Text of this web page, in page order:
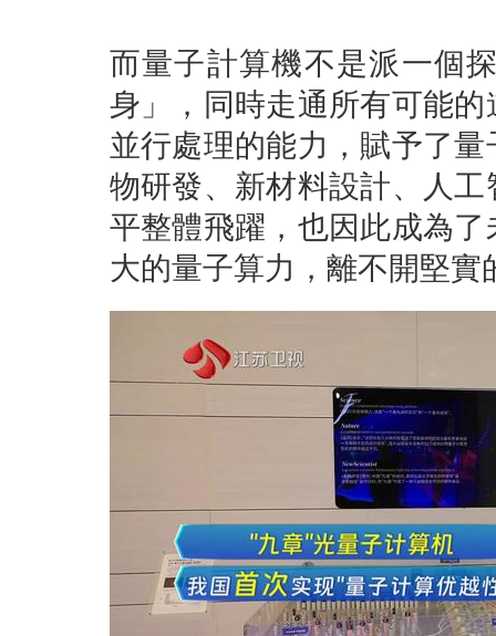
而量子計算機不是派一個
身」，同時走通所有可能
並行處理的能力，賦予了
物研發、新材料設計、人
平整體飛躍，也因此成為
大的量子算力，離不開堅